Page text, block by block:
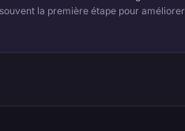
la première étape pour améliorer